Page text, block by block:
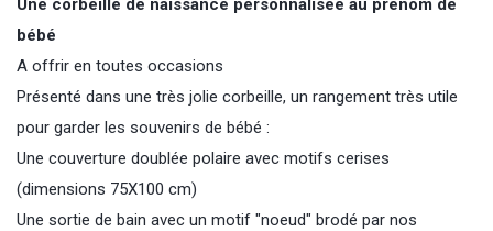
Une corbeille de naissance personnalisée au prénom de
bébé
A offrir en toutes occasions
Présenté dans une très jolie corbeille, un rangement très utile
pour garder les souvenirs de bébé :
Une couverture doublée polaire avec motifs cerises
(dimensions 75X100 cm)
Une sortie de bain avec un motif "noeud" brodé par nos